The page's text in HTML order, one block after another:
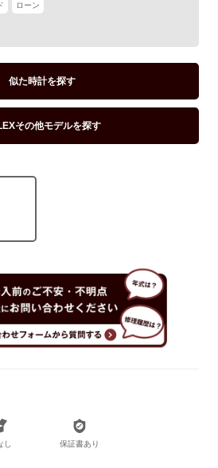
ローン
似た時計を探す
その他モデルを探す
保証書あり